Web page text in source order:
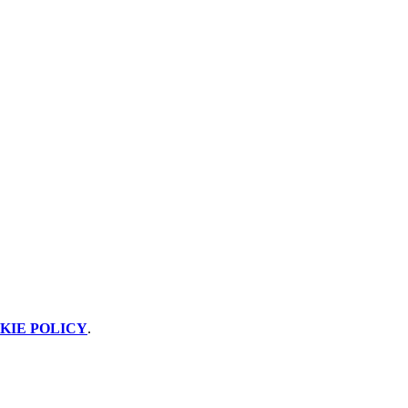
POLICY.